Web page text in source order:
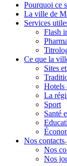
Pourquoi ce
La ville de
Services
Flash
Ce que la
Sites
Hotels
La
Sport
Santé
Nos contacts
Nos
Nos